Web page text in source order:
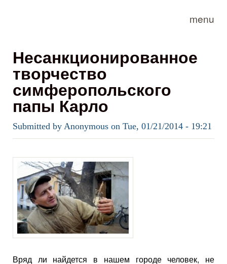
menu
Несанкционированное
творчество
симферопольского
папы Карло
Submitted by Anonymous on Tue, 01/21/2014 - 19:21
Вряд ли найдется в нашем городе человек, не